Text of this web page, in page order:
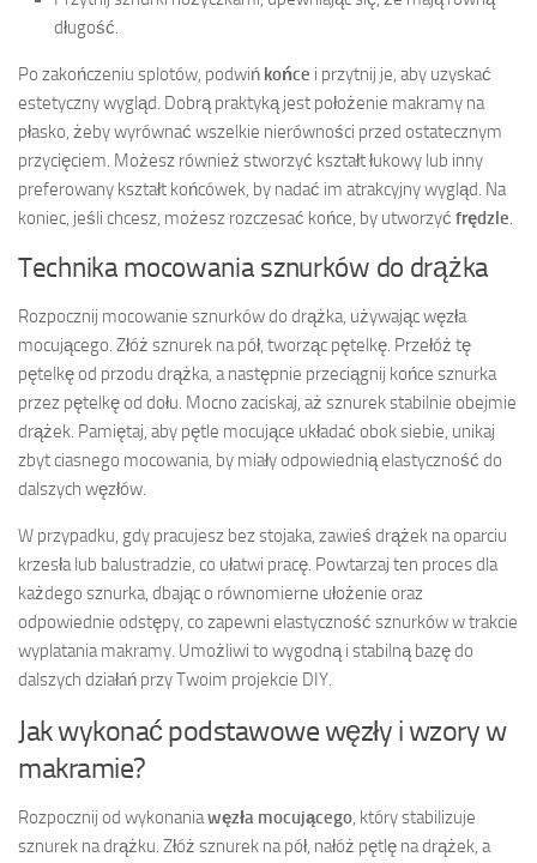
długość.
Po zakończeniu splotów, podwiń końce i przytnij je, aby uzyskać
estetyczny wygląd. Dobrą praktyką jest położenie makramy na
płasko, żeby wyrównać wszelkie nierówności przed ostatecznym
przycięciem. Możesz również stworzyć kształt łukowy lub inny
preferowany kształt końcówek, by nadać im atrakcyjny wygląd. Na
koniec, jeśli chcesz, możesz rozczesać końce, by utworzyć frędzle.
Technika mocowania sznurków do drążka
Rozpocznij mocowanie sznurków do drążka, używając węzła
mocującego. Złóż sznurek na pół, tworząc pętelkę. Przełóż tę
pętelkę od przodu drążka, a następnie przeciągnij końce sznurka
przez pętelkę od dołu. Mocno zaciskaj, aż sznurek stabilnie obejmie
drążek. Pamiętaj, aby pętle mocujące układać obok siebie, unikaj
zbyt ciasnego mocowania, by miały odpowiednią elastyczność do
dalszych węzłów.
W przypadku, gdy pracujesz bez stojaka, zawieś drążek na oparciu
krzesła lub balustradzie, co ułatwi pracę. Powtarzaj ten proces dla
każdego sznurka, dbając o równomierne ułożenie oraz
odpowiednie odstępy, co zapewni elastyczność sznurków w trakcie
wyplatania makramy. Umożliwi to wygodną i stabilną bazę do
dalszych działań przy Twoim projekcie DIY.
Jak wykonać podstawowe węzły i wzory w
makramie?
Rozpocznij od wykonaniawęzła mocującego, który stabilizuje
sznurek na drążku. Złóż sznurek na pół, nałóż pętlę na drążek, a